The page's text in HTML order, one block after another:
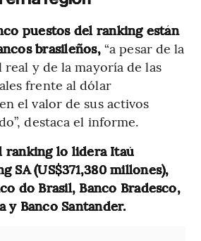
puestos del ranking están
brasileños,“a pesar de la
y de la mayoría de las
frente al dólar
el valor de sus activos
destaca el informe.
ranking lo lidera Itaú
SA (US$371,380 millones),
do Brasil, Banco Bradesco,
y Banco Santander.